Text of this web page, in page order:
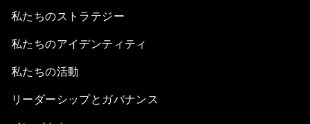
私たちのストラテジー
私たちのアイデンティティ
私たちの活動
リーダーシップとガバナンス